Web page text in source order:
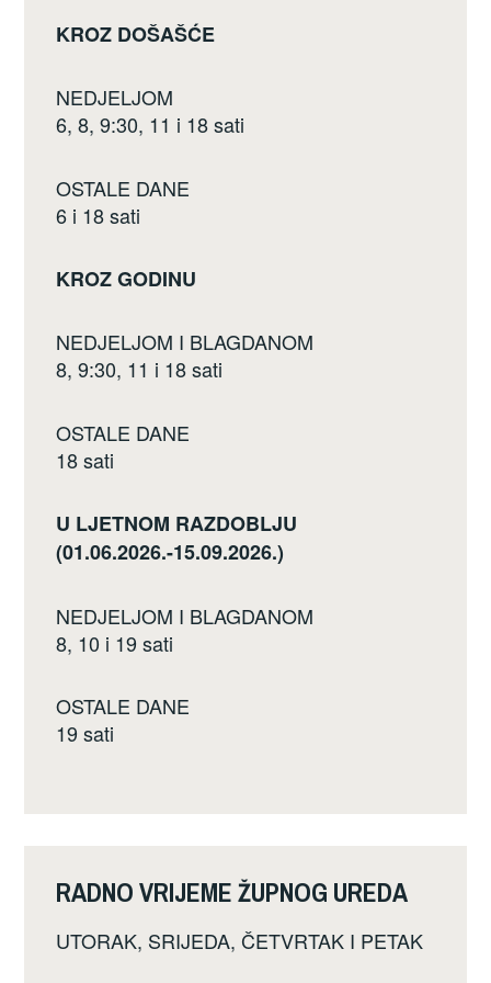
KROZ DOŠAŠĆE
NEDJELJOM
6, 8, 9:30, 11 i 18 sati
OSTALE DANE
6 i 18 sati
KROZ GODINU
NEDJELJOM I BLAGDANOM
8, 9:30, 11 i 18 sati
OSTALE DANE
18 sati
U LJETNOM RAZDOBLJU
(01.06.2026.-15.09.2026.)
NEDJELJOM I BLAGDANOM
8, 10 i 19 sati
OSTALE DANE
19 sati
RADNO VRIJEME ŽUPNOG UREDA
UTORAK, SRIJEDA, ČETVRTAK I PETAK